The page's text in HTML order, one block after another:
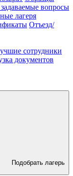
вопросы
лагеря
Отъезд/
сотрудники
документов
Подобрать лагерь